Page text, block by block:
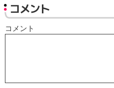
コメント
コメント